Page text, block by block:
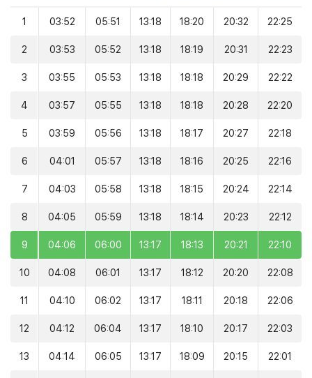
1 03:52 05:51 13:18 18:20 20:32 22:25
2 03:53 05:52 13:18 18:19 20:31 22:23
3 03:55 05:53 13:18 18:18 20:29 22:22
4 03:57 05:55 13:18 18:18 20:28 22:20
5 03:59 05:56 13:18 18:17 20:27 22:18
6 04:01 05:57 13:18 18:16 20:25 22:16
7 04:03 05:58 13:18 18:15 20:24 22:14
8 04:05 05:59 13:18 18:14 20:23 22:12
9 04:06 06:00 13:17 18:13 20:21 22:10
10 04:08 06:01 13:17 18:12 20:20 22:08
11 04:10 06:02 13:17 18:11 20:18 22:06
12 04:12 06:04 13:17 18:10 20:17 22:03
13 04:14 06:05 13:17 18:09 20:15 22:01